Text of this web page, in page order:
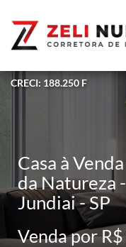
CRECI: 188.250 F
Casa à
da Natureza
Jundiai - SP
Venda por